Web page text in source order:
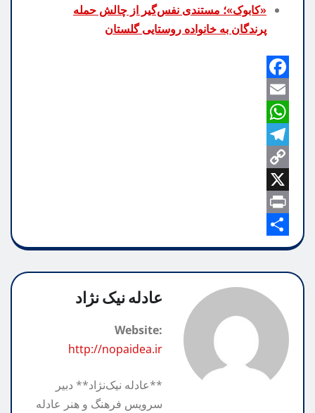
«کابوک»؛ مستندی نفس‌گیر از چالش حمله
پرندگان به خانواده روستایی گلستان
F
a
c
e
b
o
o
k
E
m
a
W
h
a
t
A
p
T
e
e
g
r
m
C
o
p
y
L
n
k
X
P
r
i
S
h
r
e
عادله نیک نژاد
Website:
http://nopaidea.ir
**عادله نیک‌نژاد** دبیر
سرویس فرهنگ و هنر عادله